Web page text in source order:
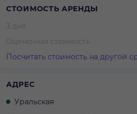
СТОИМОСТЬ АРЕНДЫ
3 дня
Оценочная стоимость
Посчитать стоимость на другой
АДРЕС
Уральская